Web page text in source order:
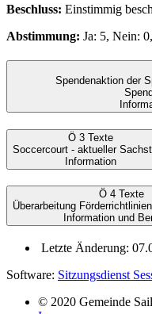
Beschluss: Einstimmig
Abstimmung: Ja: 5, Nein:
Spendenaktion der
Ö 3 Texte
Soccercourt - aktueller
Information
Ö 4 Texte
Überarbeitung
Information und
Letzte Änderung:
Software: Sitzungsdienst
© 2020 Gemeinde